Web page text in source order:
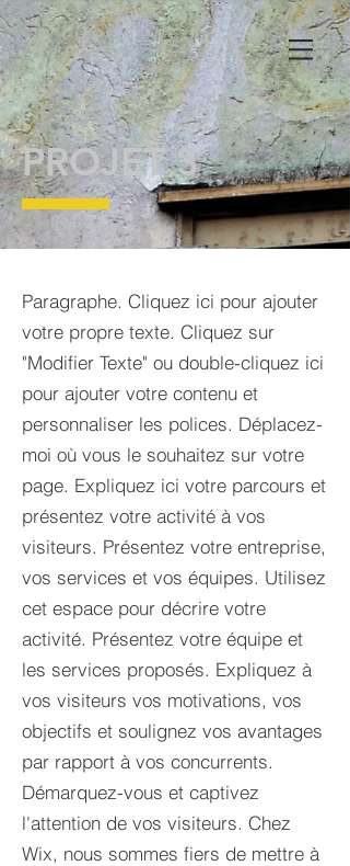
PROJET 3
Paragraphe. Cliquez ici pour ajouter
votre propre texte. Cliquez sur
"Modifier Texte" ou double-cliquez ici
pour ajouter votre contenu et
personnaliser les polices. Déplacez-
moi où vous le souhaitez sur votre
page. Expliquez ici votre parcours et
présentez votre activité à vos
visiteurs. Présentez votre entreprise,
vos services et vos équipes. Utilisez
cet espace pour décrire votre
activité. Présentez votre équipe et
les services proposés. Expliquez à
vos visiteurs vos motivations, vos
objectifs et soulignez vos avantages
par rapport à vos concurrents.
Démarquez-vous et captivez
l'attention de vos visiteurs. Chez
Wix, nous sommes fiers de mettre à